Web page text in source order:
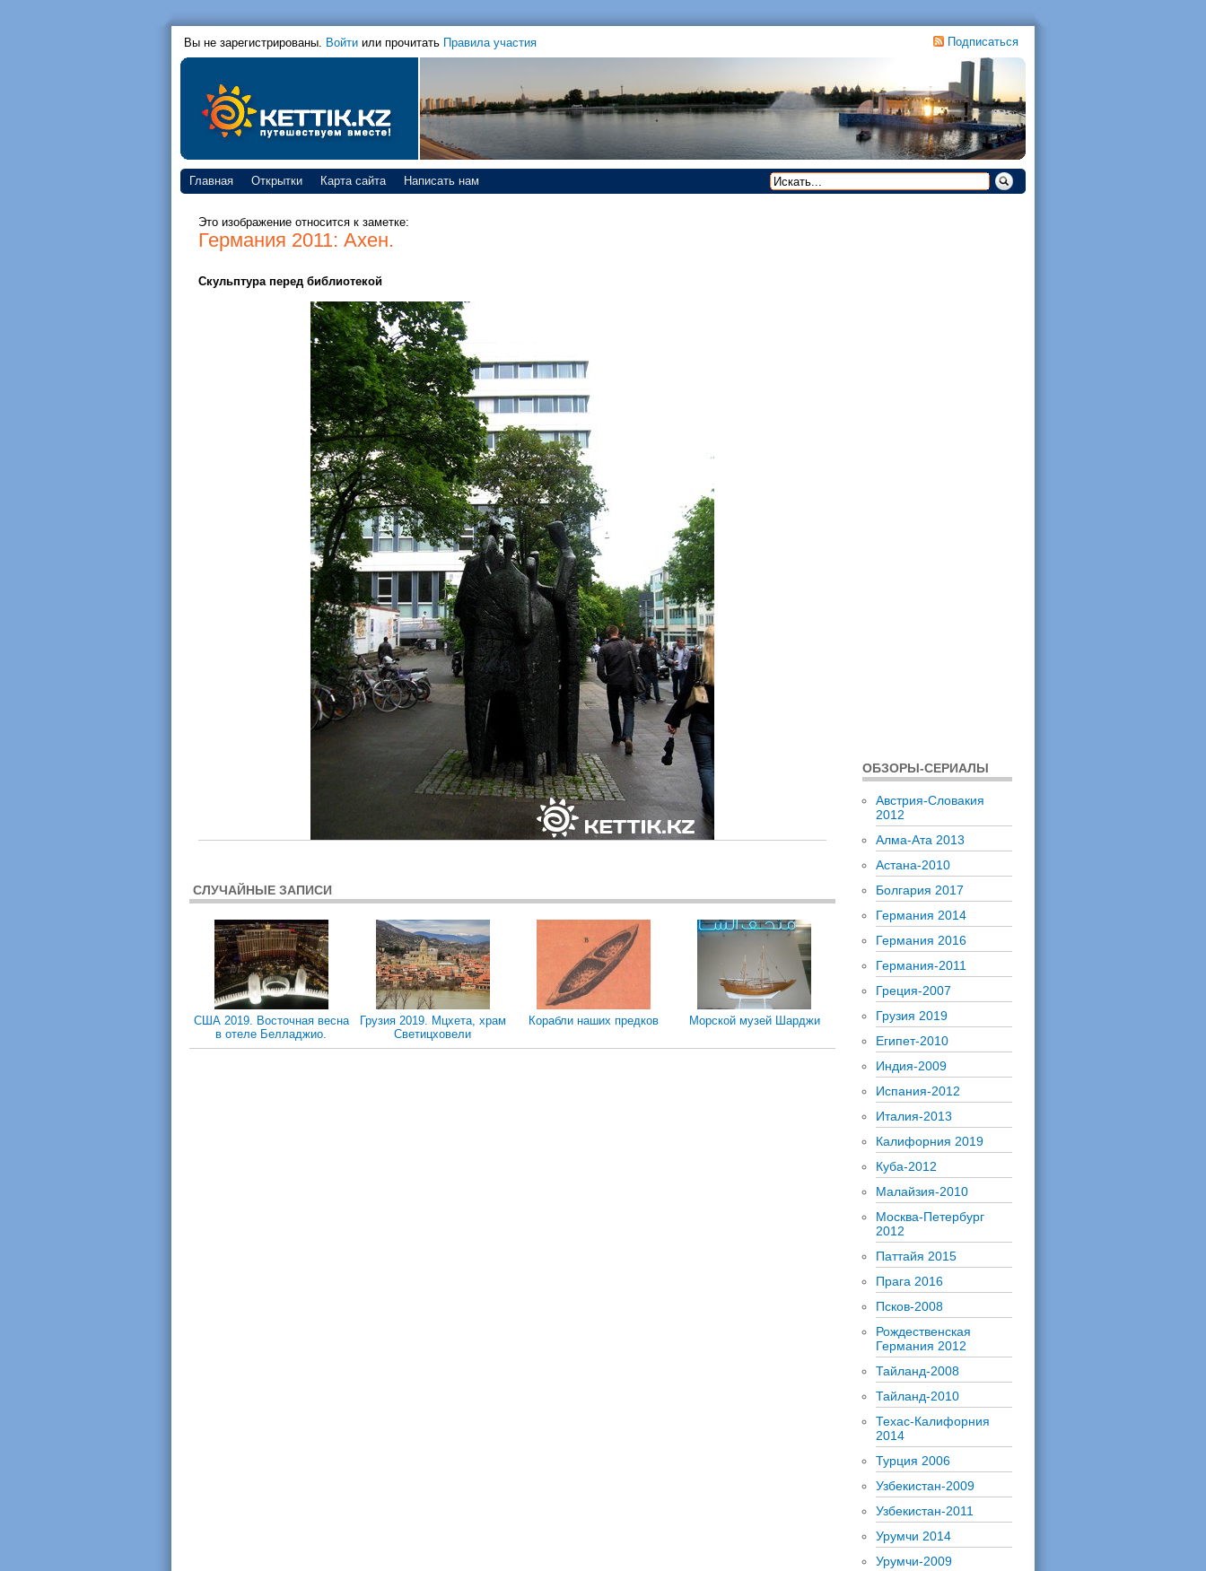
Вы не зарегистрированы. Войти или прочитать Правила участия Подписаться
Главная Открытки Карта сайта Написать нам
Это изображение относится к заметке:
Германия 2011: Ахен.
Скульптура перед библиотекой
СЛУЧАЙНЫЕ ЗАПИСИ
CША 2019. Восточная весна
в отеле Белладжио.
Грузия 2019. Мцхета, храм
Светицховели
Корабли наших предков Морской музей Шарджи
ОБЗОРЫ-СЕРИАЛЫ
Австрия-Словакия
2012
Алма-Ата 2013
Астана-2010
Болгария 2017
Германия 2014
Германия 2016
Германия-2011
Греция-2007
Грузия 2019
Египет-2010
Индия-2009
Испания-2012
Италия-2013
Калифорния 2019
Куба-2012
Малайзия-2010
Москва-Петербург
2012
Паттайя 2015
Прага 2016
Псков-2008
Рождественская
Германия 2012
Тайланд-2008
Тайланд-2010
Техас-Калифорния
2014
Турция 2006
Узбекистан-2009
Узбекистан-2011
Урумчи 2014
Урумчи-2009